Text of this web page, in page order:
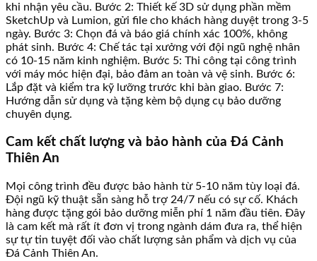
khi nhận yêu cầu. Bước 2: Thiết kế 3D sử dụng phần mềm
SketchUp và Lumion, gửi file cho khách hàng duyệt trong 3-5
ngày. Bước 3: Chọn đá và báo giá chính xác 100%, không
phát sinh. Bước 4: Chế tác tại xưởng với đội ngũ nghệ nhân
có 10-15 năm kinh nghiệm. Bước 5: Thi công tại công trình
với máy móc hiện đại, bảo đảm an toàn và vệ sinh. Bước 6:
Lắp đặt và kiểm tra kỹ lưỡng trước khi bàn giao. Bước 7:
Hướng dẫn sử dụng và tặng kèm bộ dụng cụ bảo dưỡng
chuyên dụng.
Cam kết chất lượng và bảo hành của Đá Cảnh
Thiên An
Mọi công trình đều được bảo hành từ 5-10 năm tùy loại đá.
Đội ngũ kỹ thuật sẵn sàng hỗ trợ 24/7 nếu có sự cố. Khách
hàng được tặng gói bảo dưỡng miễn phí 1 năm đầu tiên. Đây
là cam kết mà rất ít đơn vị trong ngành dám đưa ra, thể hiện
sự tự tin tuyệt đối vào chất lượng sản phẩm và dịch vụ của
Đá Cảnh Thiên An.